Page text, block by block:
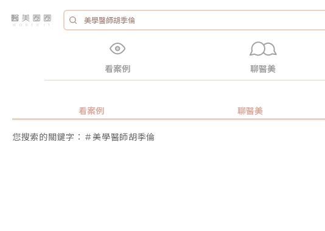
看案例 聊醫美
看案例 聊醫美
您搜索的關鍵字：＃美學醫師胡季倫